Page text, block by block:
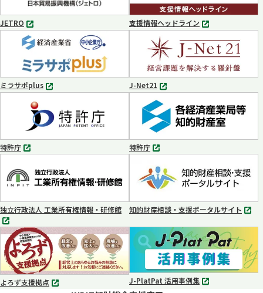
開
く
JETRO
別
タ
ブ
で
開
く
支援情報ヘッドライン
別
タ
ブ
で
開
く
ミラサポplus
別
ブ
で
開
く
J-Net21
別
タ
ブ
で
開
く
特許庁
別
ブ
で
く
特許庁
別
ブ
で
開
く
独立行政法人 工業所有権情報・研修館
別
タ
ブ
で
知的財産相談・支援ポータルサイト
別
タ
開
く
よろず支援拠点
別
J-PlatPat 活用事例集
別